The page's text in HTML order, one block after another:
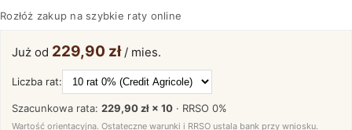
Artisan
Rozłóż zakup na szybkie raty online
Już od 229,90 zł/ mies.
Liczba rat:
Szacunkowa rata: 229,90 zł × 10 · RRSO 0%
Wartość orientacyjna. Ostateczne warunki i RRSO ustala bank przy wniosku.